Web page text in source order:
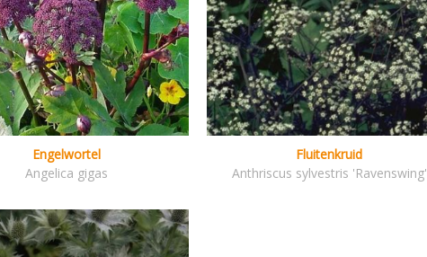
Engelwortel
Angelica gigas
Fluitenkruid
Anthriscus sylvestris 'Ravenswing'